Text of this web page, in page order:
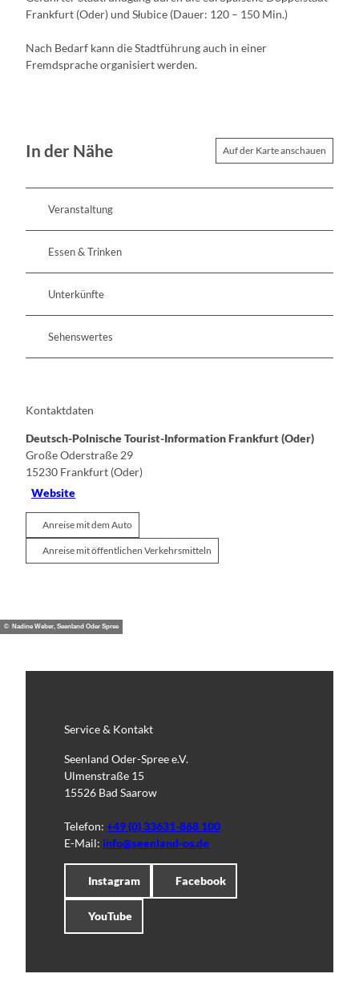
Frankfurt (Oder) und Słubice (Dauer: 120 – 150 Min.)
Nach Bedarf kann die Stadtführung auch in einer
Fremdsprache organisiert werden.
In der Nähe Auf der Karte anschauen
Veranstaltung
Essen & Trinken
Unterkünfte
Sehenswertes
Kontaktdaten
Deutsch-Polnische Tourist-Information Frankfurt (Oder)
Große Oderstraße 29
15230 Frankfurt (Oder)
Website
Anreise mit dem Auto
Anreise mit öffentlichen Verkehrsmitteln
© Nadine Weber, Seenland Oder Spree
Service & Kontakt
Seenland Oder-Spree e.V.
Ulmenstraße 15
15526 Bad Saarow
Telefon: +49 (0) 33631-868 100
E-Mail: info@seenland-os.de
Instagram Facebook
YouTube